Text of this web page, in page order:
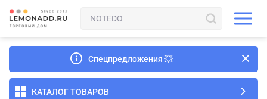
Спецпредложения 💥
КАТАЛОГ ТОВАРОВ